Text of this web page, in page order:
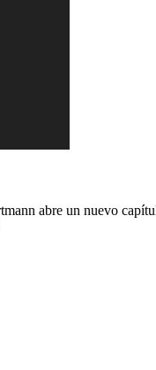
abre un nuevo